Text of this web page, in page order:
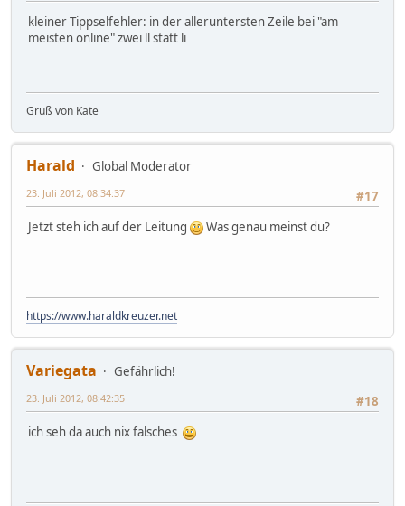
kleiner Tippselfehler: in der alleruntersten Zeile bei "am
meisten online" zwei ll statt li
Gruß von Kate
Harald
Global Moderator
#17
23. Juli 2012, 08:34:37
Jetzt steh ich auf der Leitung Was genau meinst du?
https://www.haraldkreuzer.net
Variegata
Gefährlich!
#18
23. Juli 2012, 08:42:35
ich seh da auch nix falsches